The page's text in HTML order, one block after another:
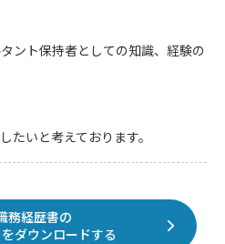
ント保持者としての知識、経験の
たいと考えております。
務経歴書の
ダウンロードする